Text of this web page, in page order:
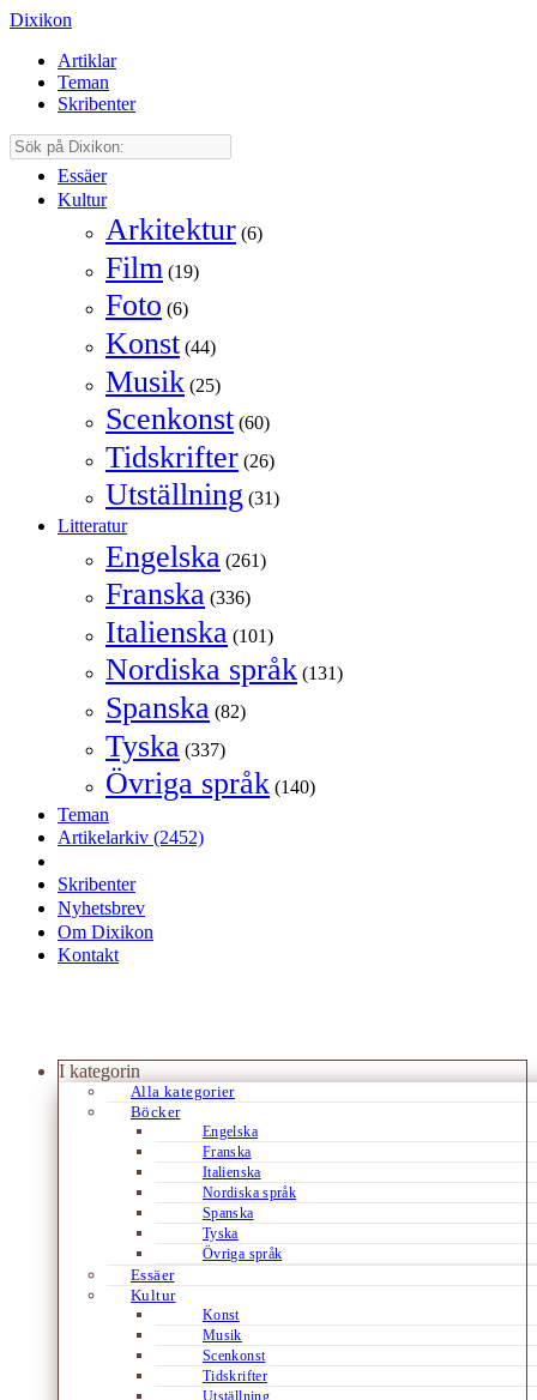
Dixikon
Artiklar
Teman
Skribenter
Essäer
Kultur
Arkitektur (6)
Film (19)
Foto (6)
Konst (44)
Musik (25)
Scenkonst (60)
Tidskrifter (26)
Utställning (31)
Litteratur
Engelska (261)
Franska (336)
Italienska (101)
Nordiska språk (131)
Spanska (82)
Tyska (337)
Övriga språk (140)
Teman
Artikelarkiv (2452)
Skribenter
Nyhetsbrev
Om Dixikon
Kontakt
I kategorin
Alla kategorier
Böcker
Engelska
Franska
Italienska
Nordiska språk
Spanska
Tyska
Övriga språk
Essäer
Kultur
Konst
Musik
Scenkonst
Tidskrifter
Utställning